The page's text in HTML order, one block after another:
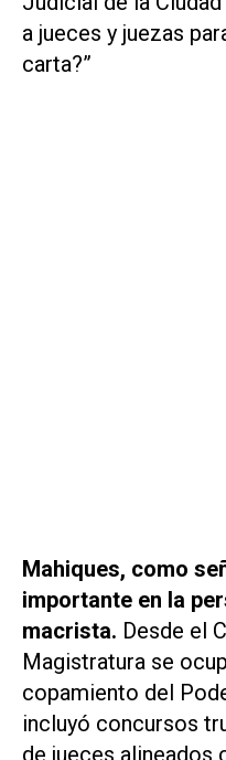
a jueces y juezas
carta?”
Mahiques, como
importante en la
macrista. Desde el
Magistratura se
copamiento del
incluyó concursos
de jueces alineados